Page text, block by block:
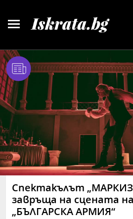
Спектакълът
завръща на сцената
„БЪЛГАРСКА АРМИЯ“